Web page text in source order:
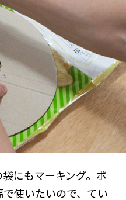
にもマーキング。ポ
使いたいので、てい